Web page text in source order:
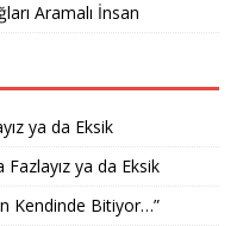
Aramalı İnsan
ya da Eksik
ya da Eksik
Kendinde Bitiyor…”